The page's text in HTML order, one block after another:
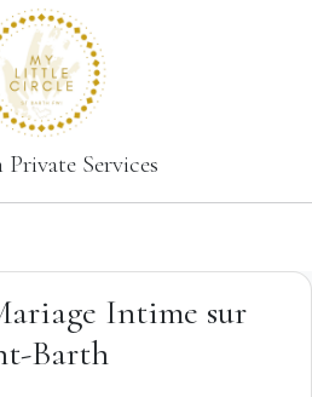
Private Services
Intime sur
Barth